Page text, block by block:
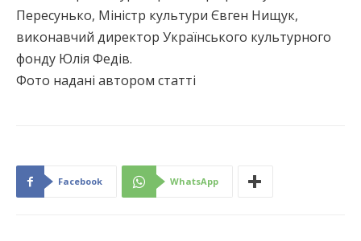
Пересунько, Міністр культури Євген Нищук,
виконавчий директор Українського культурного
фонду Юлія Федів.
Фото надані автором статті
Facebook WhatsApp